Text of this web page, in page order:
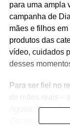
para uma ampla
campanha de
mães e filhos
produtos das
vídeo, cuidados
desses
Para ser fiel no
de mães reais –
Aguiar, Thais
Cristina de